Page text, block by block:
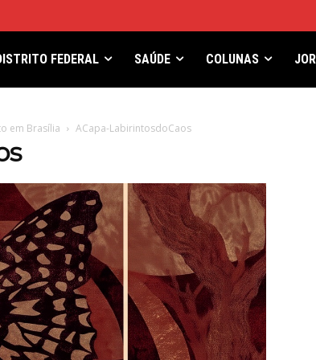
FEDERAL SAÚDE COLUNAS
em Brasília ACapa-LabirintosdoCaos